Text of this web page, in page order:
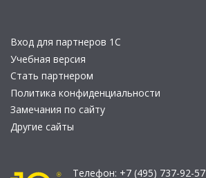
Вход для партнеров 1С
Учебная версия
Стать партнером
Политика конфиденциальности
Замечания по сайту
Другие сайты
Телефон: +7 (495) 737-92-57